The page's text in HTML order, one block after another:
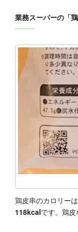
業務スーパーの「
鶏皮串のカロリー
118kcalです。鶏皮